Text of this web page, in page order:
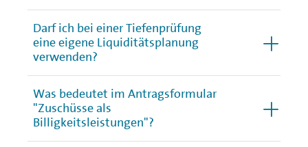
Darf ich bei einer Tiefenprüfung
eine eigene Liquiditätsplanung
verwenden?
Was bedeutet im Antragsformular
"Zuschüsse als
Billigkeitsleistungen"?